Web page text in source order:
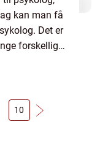
kan man få
Det er
forskellige
10